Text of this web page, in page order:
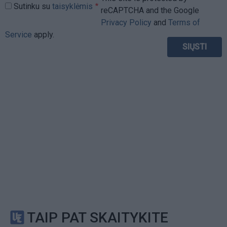
Sutinku su taisyklėmis
reCAPTCHA and the Google
Privacy Policy and Terms of
Service apply.
TAIP PAT SKAITYKITE